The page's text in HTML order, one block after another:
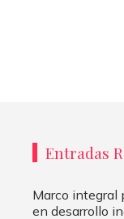
Entradas
Marco integral
en desarrollo